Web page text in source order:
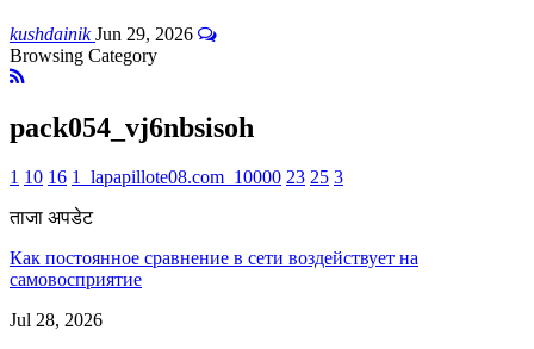
kushdainikJun 29, 2026
Browsing Category
pack054_vj6nbsisoh
1 10 16 1_lapapillote08.com_10000 23 25 3
ताजा अपडेट
Как постоянное сравнение в сети воздействует на
самовосприятие
Jul 28, 2026